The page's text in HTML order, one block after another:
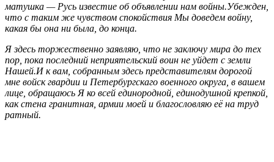
матушка — Русь известие об объявлении нам войны.Убежден,
что с таким же чувством спокойствия Мы доведем войну,
какая бы она ни была, до конца.
Я здесь торжественно заявляю, что не заключу мира до тех
пор, пока последний неприятельский воин не уйдет с земли
Нашей.И к вам, собранным здесь представителям дорогой
мне войск гвардии и Петербургскаго военного округа, в вашем
лице, обращаюсь Я ко всей единородной, единодушной крепкой,
как стена гранитная, армии моей и благословляю её на труд
ратный.